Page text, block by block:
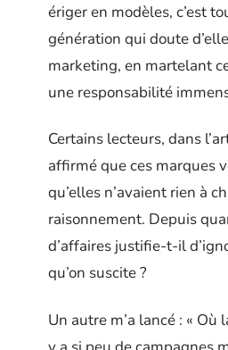
ériger en modèles, c’est
génération qui doute
marketing, en martelant
une responsabilité
Certains lecteurs, dans
affirmé que ces marques
qu’elles n’avaient rien à
raisonnement. Depuis
d’affaires justifie-t-il
qu’on suscite ?
Un autre m’a lancé : « Où